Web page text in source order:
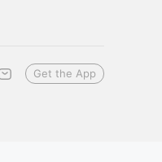
Get the App